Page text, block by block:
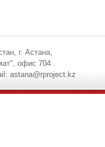
г. Астана,
офис 704 .
astana@rproject.kz